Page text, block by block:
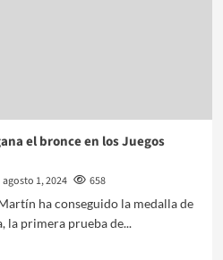
el bronce en los Juegos
agosto 1, 2024
658
ha conseguido la medalla de
la primera prueba de...